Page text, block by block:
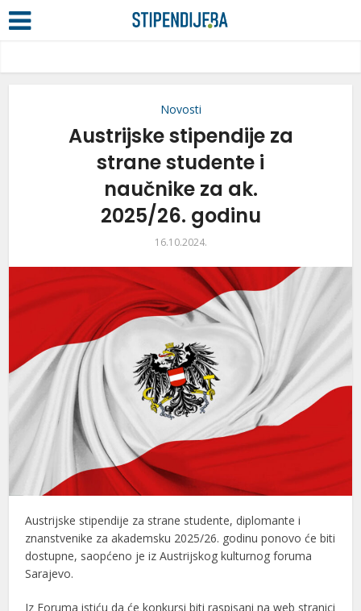
Novosti
Austrijske stipendije za
strane studente i
naučnike za ak.
2025/26. godinu
16.10.2024.
Austrijske stipendije za strane studente, diplomante i
znanstvenike za akademsku 2025/26. godinu ponovo će biti
dostupne, saopćeno je iz Austrijskog kulturnog foruma
Sarajevo.
Iz Foruma istiću da će konkursi biti raspisani na web stranici